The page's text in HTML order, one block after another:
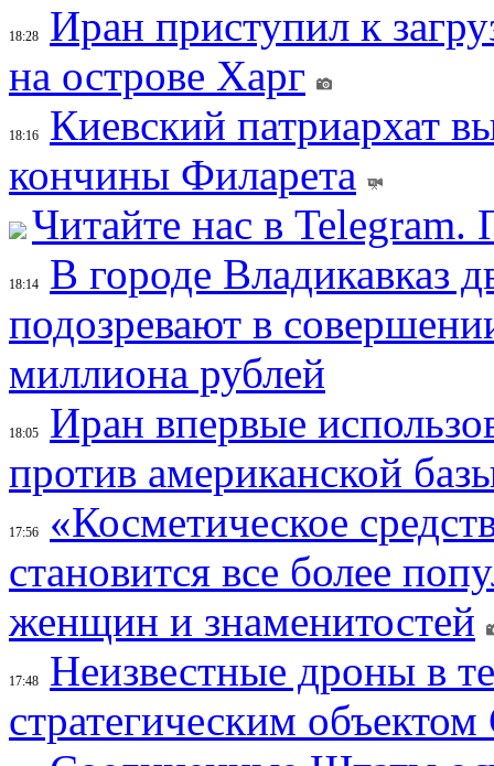
18:28
Иран приступил к
на острове Харг
18:16
Киевский патриархат
кончины Филарета
Читайте нас в
18:14
В городе Владикавказ
подозревают в
миллиона рублей
18:05
Иран впервые
против американской
17:56
«Косметическое
становится все более
женщин и знаменитостей
17:48
Неизвестные дроны в
стратегическим